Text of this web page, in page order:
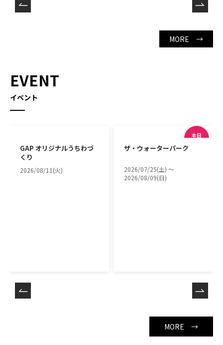
MORE →
EVENT
イベント
GAP オリジナルうちわづ
くり
2026/08/11(火)
本日
ザ・ウォーターパーク
2026/07/25(土) 〜
2026/08/09(日)
MORE →